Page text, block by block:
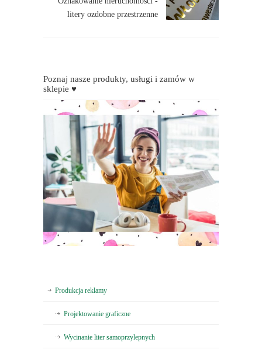
litery ozdobne przestrzenne
Poznaj nasze produkty, usługi i zamów w
sklepie ♥
Produkcja reklamy
Projektowanie graficzne
Wycinanie liter samoprzylepnych